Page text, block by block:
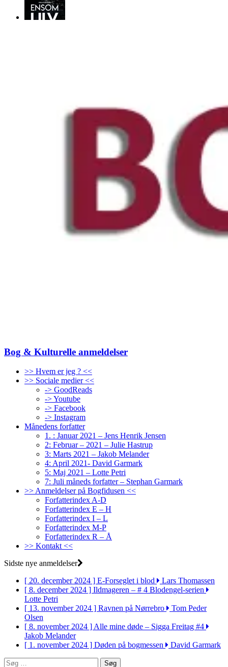
Bog & Kulturelle anmeldelser
>> Hvem er jeg ? <<
>> Sociale medier <<
-> GoodReads
-> Youtube
-> Facebook
-> Instagram
Månedens forfatter
1. : Januar 2021 – Jens Henrik Jensen
2: Februar – 2021 – Julie Hastrup
3: Marts 2021 – Jakob Melander
4: April 2021- David Garmark
5: Maj 2021 – Lotte Petri
7: Juli måneds forfatter – Stephan Garmark
>> Anmeldelser på Bogfidusen <<
Forfatterindex A-D
Forfatterindex E – H
Forfatterindex I – L
Forfatterindex M-P
Forfatterindex R – Å
>> Kontakt <<
Sidste nye anmeldelser
[ 20. december 2024 ] E-Forseglet i blod
Lars Thomassen
[ 8. december 2024 ] Ildmageren – # 4 Blodengel-serien
Lotte Petri
[ 13. november 2024 ] Ravnen på Nørrebro
Tom Peder
Olsen
[ 8. november 2024 ]Alle mine døde – Sigga Freitag #4
Jakob Melander
[ 1. november 2024 ] Døden på bogmessen
David Garmark
Søg